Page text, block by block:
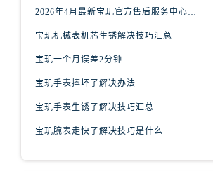
2026年4月最新宝玑官方售后服务中心网点考察报告（新址）
宝玑机械表机芯生锈解决技巧汇总
宝玑一个月误差2分钟
宝玑手表摔坏了解决办法
宝玑手表生锈了解决技巧汇总
宝玑腕表走快了解决技巧是什么